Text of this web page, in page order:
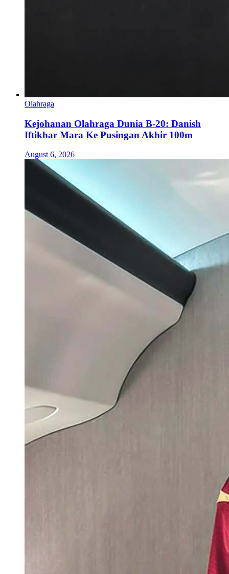
Olahraga
Kejohanan Olahraga Dunia B-20: Danish
Iftikhar Mara Ke Pusingan Akhir 100m
August 6, 2026